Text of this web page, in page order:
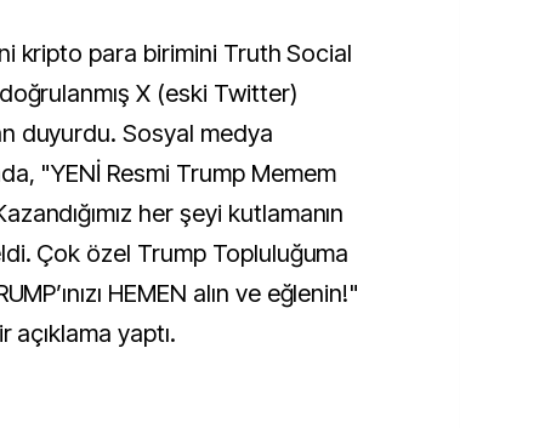
kripto para birimini Truth Social
X (eski Twitter)
duyurdu. Sosyal medya
"YENİ Resmi Trump Memem
her şeyi kutlamanın
Çok özel Trump Topluluğuma
HEMEN alın ve eğlenin!"
açıklama yaptı.